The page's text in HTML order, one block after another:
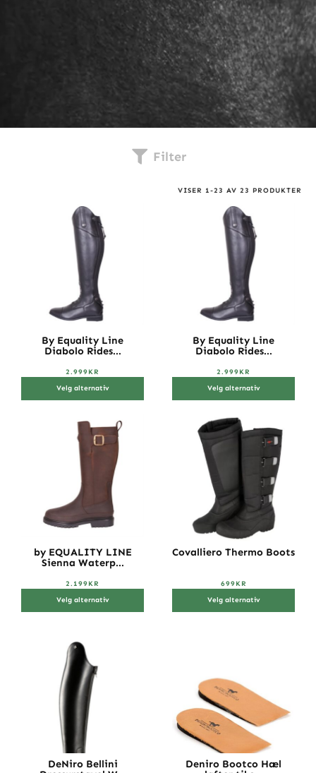
Filter
VISER 1-23 AV 23 PRODUKTER
By Equality Line
Diabolo Rides...
2.999KR
Velg alternativ
By Equality Line
Diabolo Rides...
2.999KR
Velg alternativ
by EQUALITY LINE
Sienna Waterp...
2.199KR
Velg alternativ
Covalliero Thermo Boots
699KR
Velg alternativ
DeNiro Bellini
Deniro Bootco Hæl